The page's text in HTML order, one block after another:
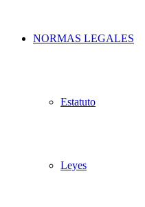
NORMAS LEGALES
Estatuto
Leyes